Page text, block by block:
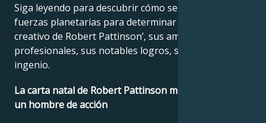
Siga leyendo para descubrir cómo se alinean las
fuerzas planetarias para determinar el genio
creativo de Robert Pattinson’, sus ambiciones
profesionales, sus notables logros, su sabiduría y su
ingenio.
La carta natal de Robert Pattinson muestra que es
un hombre de acción